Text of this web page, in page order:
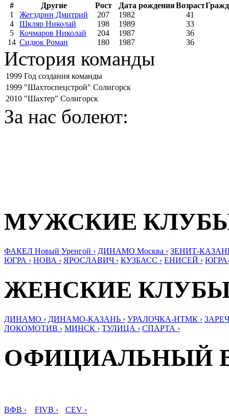
#
Другие Рост Дата рожденияВозраст
1
Жегздрин Дмитрий 207 1982
41
4
Шкляр Николай 198 1989
33
5
Кочмаров Николай 204 1987
36
14 Сидюк Роман 180 1987 36
История команды
1999 Год создания команды
1999 "Шахтоспецстрой" Солигорск
2010 "Шахтер" Солигорск
За нас болеют:
МУЖСКИЕ
ФАКЕЛ Новый Уренгой › ДИНАМО Москва › ЗЕНИТ-
ЮГРА › НОВА › ЯРОСЛАВИЧ › КУЗБАСС › ЕНИСЕЙ ›
ЖЕНСКИЕ
ДИНАМО › ДИНАМО-КАЗАНЬ › УРАЛОЧКА-НТМК ›
ЛОКОМОТИВ › МИНСК › ТУЛИЦА › СПАРТА ›
ОФИЦИАЛЬНЫЙ
ВФВ › FIVB › CEV ›